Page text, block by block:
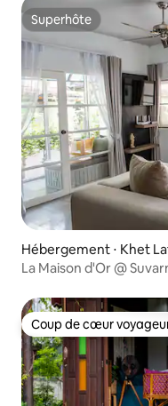
Superhôte
Superhôte
Hébergement ⋅ Khet
La Maison d'Or @
Coup de cœur
Coup de cœur